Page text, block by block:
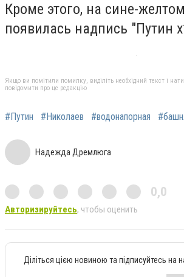
Кроме этого, на сине-
появилась надпись "Путин
Якщо ви помітили помилку, виділіть необхідний текст і
повідомити про це редакцію
#Путин #Николаев #водонапорная
Надежда Дремлюга
0,0
Авторизируйтесь, чтобы оценить
Діліться цією новиною та підписуйтесь на